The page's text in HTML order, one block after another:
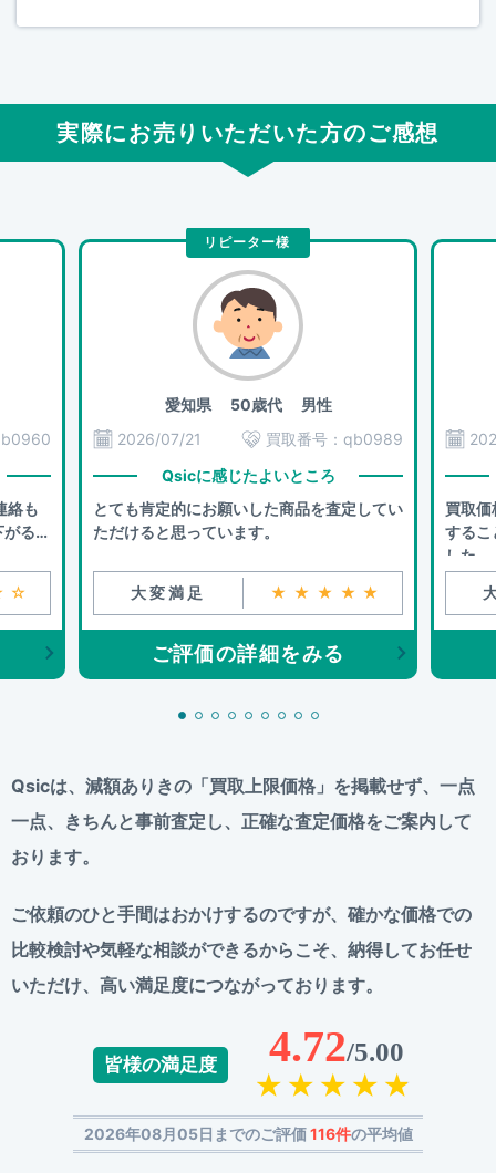
実際にお売りいただいた方のご感想
絡も
るこ
リピーター様
愛知県50歳代 男性
2026/07/21
買取番号： qb0989
Qsicに感じたよいところ
とても肯定的にお願いした商品を査定してい
ただけると思っています。
大変満足 ★★★★★
ご評価の詳細をみる
買取
するこ
した。
Qsicは、減額ありきの「買取上限価格」を掲載せず、 一点
一点、きちんと事前査定し、正確な査定価格をご案内して
おります。
ご依頼のひと手間はおかけするのですが、 確かな価格での
比較検討や気軽な相談ができるからこそ、 納得してお任せ
いただけ、高い満足度につながっております。
皆様の満足度 4.72/5.00
2026年08月05日までのご評価116件の平均値